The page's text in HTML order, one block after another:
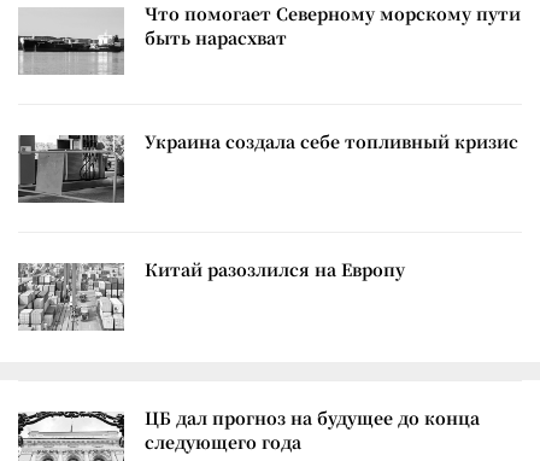
Что помогает Северному морскому пути
быть нарасхват
Украина создала себе топливный кризис
Китай разозлился на Европу
ЦБ дал прогноз на будущее до конца
следующего года